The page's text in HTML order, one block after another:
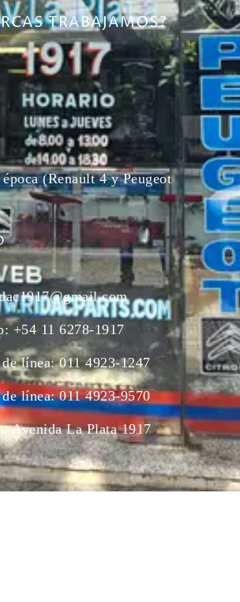
TRABAJAMOS?
(Renault 4 y Peugeot
+54 11 6278-1917
línea: 011 4923-1247
línea: 011 4923-9570
Avenida La Plata 1917